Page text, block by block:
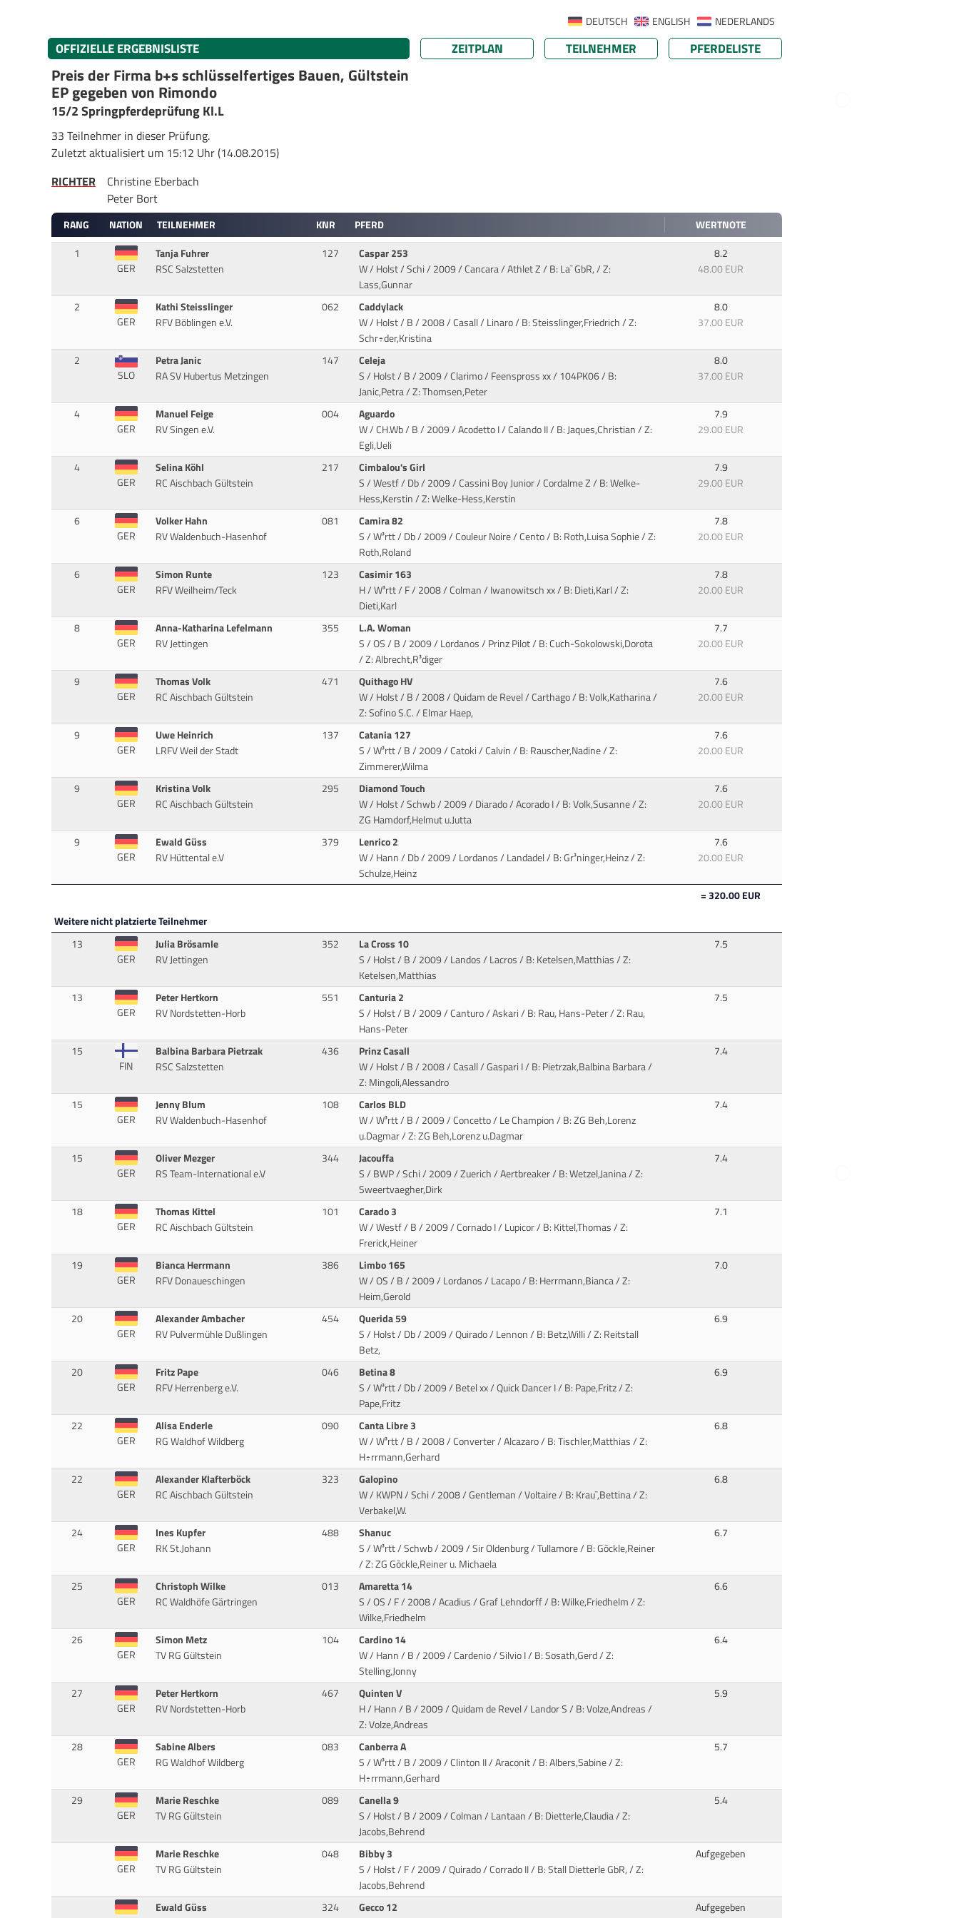
NEDERLANDS
ENGLISH
DEUTSCH
OFFIZIELLE ERGEBNISLISTE ZEITPLAN TEILNEHMER PFERDELISTE
Preis der Firma b+s schlüsselfertiges Bauen, Gültstein
EP gegeben von Rimondo
15/2 Springpferdeprüfung Kl.L
33 Teilnehmer in dieser Prüfung.
Zuletzt aktualisiert um 15:12 Uhr (14.08.2015)
RICHTER
Christine Eberbach
Peter Bort
RANG NATION TEILNEHMER KNR PFERD
WERTNOTE
1
GER
Tanja Fuhrer
RSC Salzstetten
127
Caspar 253
W / Holst / Schi / 2009 / Cancara / Athlet Z/ B: La¯ GbR, / Z:
Lass,Gunnar
8.2
48.00 EUR
2
GER
Kathi Steisslinger
RFV Böblingen e.V.
062
Caddylack
W / Holst / B / 2008 / Casall / Linaro/ B: Steisslinger,Friedrich / Z:
Schr÷der,Kristina
8.0
37.00 EUR
2
SLO
Petra Janic
RA SV Hubertus Metzingen
147
Celeja
S / Holst / B / 2009 / Clarimo / Feenspross xx/ 104PK06 / B:
Janic,Petra / Z: Thomsen,Peter
8.0
37.00 EUR
4
GER
Manuel Feige
RV Singen e.V.
004
Aguardo
W / CH.Wb / B / 2009 / Acodetto I / Calando II/ B: Jaques,Christian / Z:
Egli,Ueli
7.9
29.00 EUR
4
GER
Selina Köhl
RC Aischbach Gültstein
217
Cimbalou's Girl
S / Westf / Db / 2009 / Cassini Boy Junior / Cordalme Z/ B: Welke-
Hess,Kerstin / Z: Welke-Hess,Kerstin
7.9
29.00 EUR
6
GER
Volker Hahn
RV Waldenbuch-Hasenhof
081
Camira 82
S / W³rtt / Db / 2009 / Couleur Noire / Cento/ B: Roth,Luisa Sophie / Z:
Roth,Roland
7.8
20.00 EUR
6
GER
Simon Runte
RFV Weilheim/Teck
123
Casimir 163
H / W³rtt / F / 2008 / Colman / Iwanowitsch xx/ B: Dieti,Karl / Z:
Dieti,Karl
7.8
20.00 EUR
8
GER
Anna-Katharina Lefelmann
RV Jettingen
355
L.A. Woman
S / OS / B / 2009 / Lordanos / Prinz Pilot/ B: Cuch-Sokolowski,Dorota
/ Z: Albrecht,R³diger
7.7
20.00 EUR
9
GER
Thomas Volk
RC Aischbach Gültstein
471
Quithago HV
W / Holst / B / 2008 / Quidam de Revel / Carthago/ B: Volk,Katharina /
Z: Sofino S.C. / Elmar Haep,
7.6
20.00 EUR
9
GER
Uwe Heinrich
LRFV Weil der Stadt
137
Catania 127
S / W³rtt / B / 2009 / Catoki / Calvin/ B: Rauscher,Nadine / Z:
Zimmerer,Wilma
7.6
20.00 EUR
9
GER
Kristina Volk
RC Aischbach Gültstein
295
Diamond Touch
W / Holst / Schwb / 2009 / Diarado / Acorado I/ B: Volk,Susanne / Z:
ZG Hamdorf,Helmut u.Jutta
7.6
20.00 EUR
9
GER
Ewald Güss
RV Hüttental e.V
379
Lenrico 2
W / Hann / Db / 2009 / Lordanos / Landadel/ B: Gr³ninger,Heinz / Z:
Schulze,Heinz
7.6
20.00 EUR
= 320.00 EUR
Weitere nicht platzierte Teilnehmer
13
GER
Julia Brösamle
RV Jettingen
352
La Cross 10
S / Holst / B / 2009 / Landos / Lacros/ B: Ketelsen,Matthias / Z:
Ketelsen,Matthias
7.5
13
GER
Peter Hertkorn
RV Nordstetten-Horb
551
Canturia 2
S / Holst / B / 2009 / Canturo / Askari/ B: Rau, Hans-Peter / Z: Rau,
Hans-Peter
7.5
15
FIN
Balbina Barbara Pietrzak
RSC Salzstetten
436
Prinz Casall
W / Holst / B / 2008 / Casall / Gaspari I/ B: Pietrzak,Balbina Barbara /
Z: Mingoli,Alessandro
7.4
15
GER
Jenny Blum
RV Waldenbuch-Hasenhof
108
Carlos BLD
W / W³rtt / B / 2009 / Concetto / Le Champion/ B: ZG Beh,Lorenz
u.Dagmar / Z: ZG Beh,Lorenz u.Dagmar
7.4
15
GER
Oliver Mezger
RS Team-International e.V
344
Jacouffa
S / BWP / Schi / 2009 / Zuerich / Aertbreaker/ B: Wetzel,Janina / Z:
Sweertvaegher,Dirk
7.4
18
GER
Thomas Kittel
RC Aischbach Gültstein
101
Carado 3
W / Westf / B / 2009 / Cornado I / Lupicor/ B: Kittel,Thomas / Z:
Frerick,Heiner
7.1
19
GER
Bianca Herrmann
RFV Donaueschingen
386
Limbo 165
W / OS / B / 2009 / Lordanos / Lacapo/ B: Herrmann,Bianca / Z:
Heim,Gerold
7.0
20
GER
Alexander Ambacher
RV Pulvermühle Dußlingen
454
Querida 59
S / Holst / Db / 2009 / Quirado / Lennon/ B: Betz,Willi / Z: Reitstall
Betz,
6.9
20
GER
Fritz Pape
RFV Herrenberg e.V.
046
Betina 8
S / W³rtt / Db / 2009 / Betel xx / Quick Dancer I/ B: Pape,Fritz / Z:
Pape,Fritz
6.9
22
GER
Alisa Enderle
RG Waldhof Wildberg
090
Canta Libre 3
W / W³rtt / B / 2008 / Converter / Alcazaro/ B: Tischler,Matthias / Z:
H÷rrmann,Gerhard
6.8
22
GER
Alexander Klafterböck
RC Aischbach Gültstein
323
Galopino
W / KWPN / Schi / 2008 / Gentleman / Voltaire/ B: Krau¯,Bettina / Z:
Verbakel,W.
6.8
24
GER
Ines Kupfer
RK St.Johann
488
Shanuc
S / W³rtt / Schwb / 2009 / Sir Oldenburg / Tullamore/ B: Gõckle,Reiner
/ Z: ZG Gõckle,Reiner u. Michaela
6.7
25
GER
Christoph Wilke
RC Waldhöfe Gärtringen
013
Amaretta 14
S / OS / F / 2008 / Acadius / Graf Lehndorff/ B: Wilke,Friedhelm / Z:
Wilke,Friedhelm
6.6
26
GER
Simon Metz
TV RG Gültstein
104
Cardino 14
W / Hann / B / 2009 / Cardenio / Silvio I/ B: Sosath,Gerd / Z:
Stelling,Jonny
6.4
27
GER
Peter Hertkorn
RV Nordstetten-Horb
467
Quinten V
H / Hann / B / 2009 / Quidam de Revel / Landor S/ B: Volze,Andreas /
Z: Volze,Andreas
5.9
28
GER
Sabine Albers
RG Waldhof Wildberg
083
Canberra A
S / W³rtt / B / 2009 / Clinton II / Araconit/ B: Albers,Sabine / Z:
H÷rrmann,Gerhard
5.7
29
GER
Marie Reschke
TV RG Gültstein
089
Canella 9
S / Holst / B / 2009 / Colman / Lantaan/ B: Dietterle,Claudia / Z:
Jacobs,Behrend
5.4
GER
Marie Reschke
TV RG Gültstein
048
Bibby 3
S / Holst / F / 2009 / Quirado / Corrado II/ B: Stall Dietterle GbR, / Z:
Jacobs,Behrend
Aufgegeben
Ewald Güss
324
Gecco 12
Aufgegeben